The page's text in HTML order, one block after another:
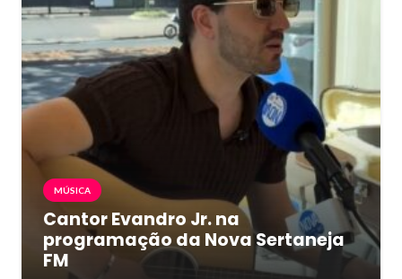
MÚSICA
Cantor Evandro Jr. na
programação da Nova Sertaneja
FM